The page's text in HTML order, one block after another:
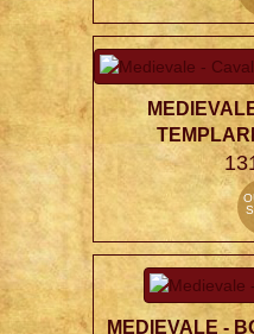
MEDIEVALE -